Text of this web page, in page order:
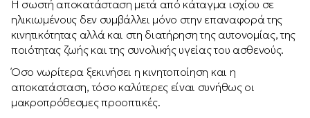
Η σωστή αποκατάσταση μετά από κάταγμα ισχίου σε
ηλικιωμένους δεν συμβάλλει μόνο στην επαναφορά της
κινητικότητας αλλά και στη διατήρηση της αυτονομίας, της
ποιότητας ζωής και της συνολικής υγείας του ασθενούς.
Όσο νωρίτερα ξεκινήσει η κινητοποίηση και η
αποκατάσταση, τόσο καλύτερες είναι συνήθως οι
μακροπρόθεσμες προοπτικές.